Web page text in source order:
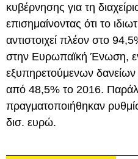
κυβέρνησης για τη
επισημαίνοντας ότι το
αντιστοιχεί πλέον στο
στην Ευρωπαϊκή Ένωση,
εξυπηρετούμενων δανείων
από 48,5% το 2016.
πραγματοποιήθηκαν
δισ. ευρώ.